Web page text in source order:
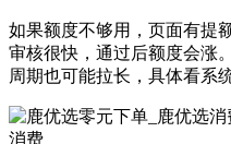
如果额度不够用，页面有提
审核很快，通过后额度会涨
周期也可能拉长，具体看系